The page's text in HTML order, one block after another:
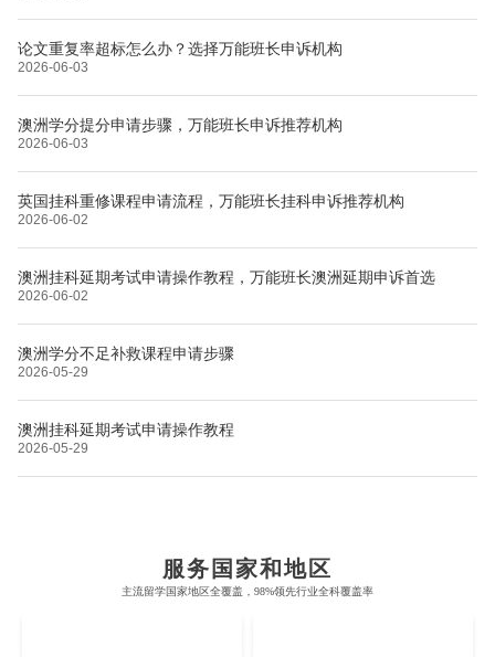
论文重复率超标怎么办？选择万能班长申诉机构
2026-06-03
澳洲学分提分申请步骤，万能班长申诉推荐机构
2026-06-03
英国挂科重修课程申请流程，万能班长挂科申诉推荐机构
2026-06-02
澳洲挂科延期考试申请操作教程，万能班长澳洲延期申诉首选
2026-06-02
澳洲学分不足补救课程申请步骤
2026-05-29
澳洲挂科延期考试申请操作教程
2026-05-29
服务国家和地区
主流留学国家地区全覆盖，98%领先行业全科覆盖率
新南威尔士大学
麻省理工学院 多伦多大学